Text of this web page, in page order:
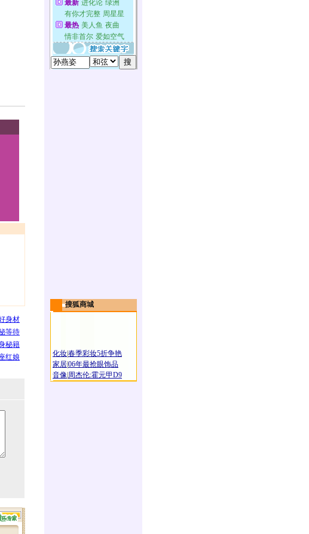
搜狐商城
化妆春季彩妆5折争艳
家居06年最抢眼饰品
音像 周杰伦:霍元甲D9